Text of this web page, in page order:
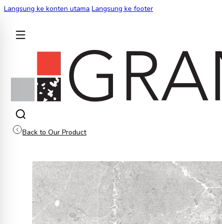
Langsung ke konten utama Langsung ke footer
KEMBALI
Back to Our Product